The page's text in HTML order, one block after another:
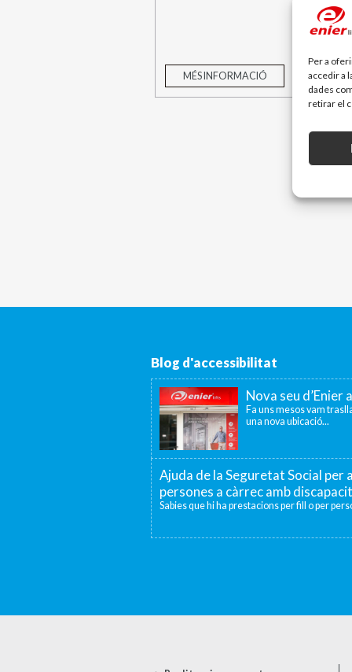
Per a
accedir a
dades
retirar el
MÉS INFORMACIÓ
Blog d'accessibilitat
Nova seu d’Enier
Fa uns mesos vam
una nova ubicació...
Ajuda de la Seguretat Social per
persones a càrrec amb
Sabies que hi ha prestacions per fill o per